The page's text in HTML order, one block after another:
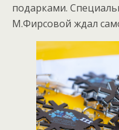
подарками.
М.Фирсовой ждал